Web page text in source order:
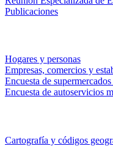
Publicaciones
Hogares y personas
Empresas, comercios y
Encuesta de
Encuesta de autoservicios
Cartografía y códigos